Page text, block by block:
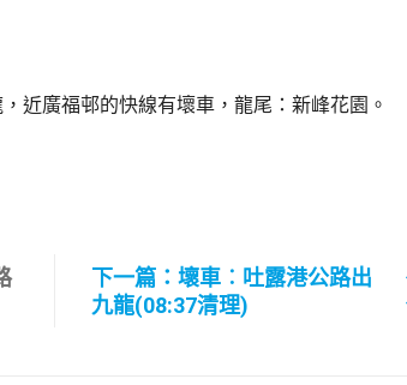
近廣福邨的快線有壞車，龍尾：新峰花園。
下一篇：壞車︰吐露港公路出
九龍(08:37清理)